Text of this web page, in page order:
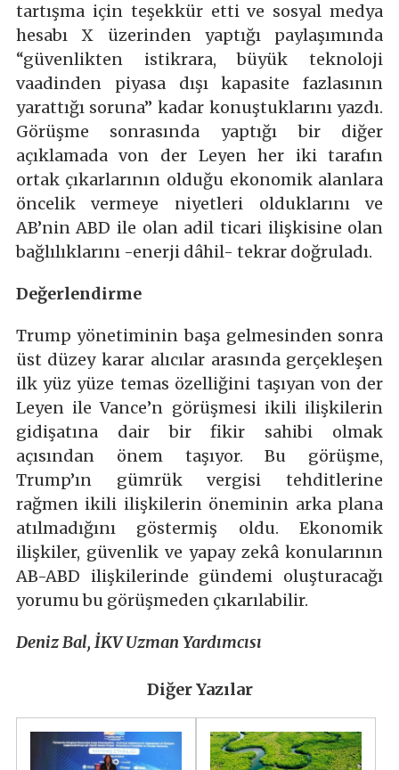
tartışma için teşekkür etti ve sosyal medya
hesabı X üzerinden yaptığı paylaşımında
“güvenlikten istikrara, büyük teknoloji
vaadinden piyasa dışı kapasite fazlasının
yarattığı soruna” kadar konuştuklarını yazdı.
Görüşme sonrasında yaptığı bir diğer
açıklamada von der Leyen her iki tarafın
ortak çıkarlarının olduğu ekonomik alanlara
öncelik vermeye niyetleri olduklarını ve
AB’nin ABD ile olan adil ticari ilişkisine olan
bağlılıklarını -enerji dâhil- tekrar doğruladı.
Değerlendirme
Trump yönetiminin başa gelmesinden sonra
üst düzey karar alıcılar arasında gerçekleşen
ilk yüz yüze temas özelliğini taşıyan von der
Leyen ile Vance’n görüşmesi ikili ilişkilerin
gidişatına dair bir fikir sahibi olmak
açısından önem taşıyor. Bu görüşme,
Trump’ın gümrük vergisi tehditlerine
rağmen ikili ilişkilerin öneminin arka plana
atılmadığını göstermiş oldu. Ekonomik
ilişkiler, güvenlik ve yapay zekâ konularının
AB-ABD ilişkilerinde gündemi oluşturacağı
yorumu bu görüşmeden çıkarılabilir.
Deniz Bal, İKV Uzman Yardımcısı
Diğer Yazılar